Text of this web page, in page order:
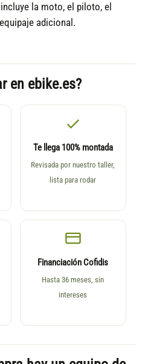
la moto, el piloto, el
adicional.
en ebike.es?
Te llega 100% montada
Revisada por nuestro taller,
lista para rodar
Financiación Cofidis
Hasta 36 meses, sin
intereses